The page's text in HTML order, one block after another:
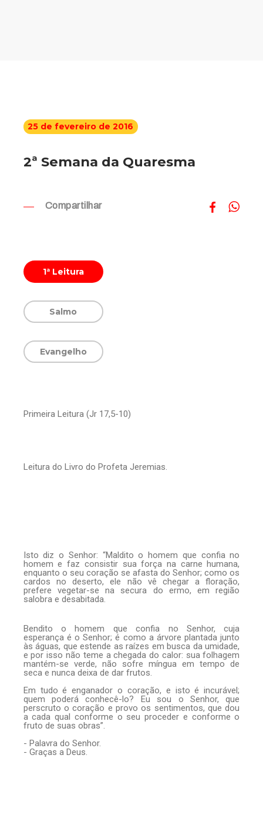
25 de fevereiro de 2016
2ª Semana da Quaresma
Compartilhar
1ª Leitura
Salmo
Evangelho
Primeira Leitura (Jr 17,5-10)
Leitura do Livro do Profeta Jeremias.
Isto diz o Senhor: “Maldito o homem que confia no
homem e faz consistir sua força na carne humana,
enquanto o seu coração se afasta do Senhor; como os
cardos no deserto, ele não vê chegar a floração,
prefere vegetar-se na secura do ermo, em região
salobra e desabitada.
Bendito o homem que confia no Senhor, cuja
esperança é o Senhor; é como a árvore plantada junto
às águas, que estende as raízes em busca da umidade,
e por isso não teme a chegada do calor: sua folhagem
mantém-se verde, não sofre míngua em tempo de
seca e nunca deixa de dar frutos.
Em tudo é enganador o coração, e isto é incurável;
quem poderá conhecê-lo? Eu sou o Senhor, que
perscruto o coração e provo os sentimentos, que dou
a cada qual conforme o seu proceder e conforme o
fruto de suas obras”.
- Palavra do Senhor.
- Graças a Deus.